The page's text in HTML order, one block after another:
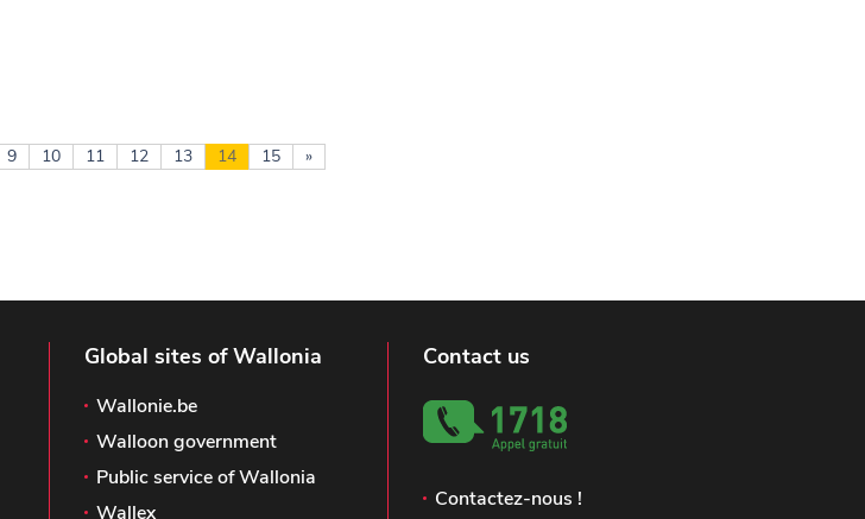
9 10 11 12 13 14 15 »
Global sites of Wallonia
Wallonie.be
Walloon government
Public service of Wallonia
Wallex
Contact us
Contactez-nous !